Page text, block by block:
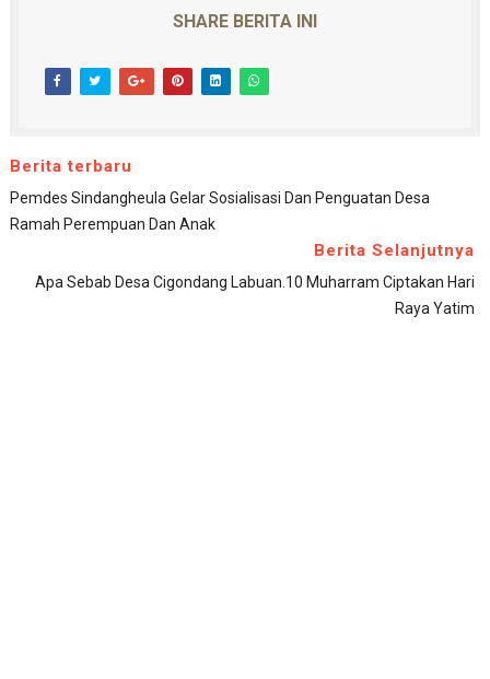
SHARE BERITA INI
Berita terbaru
Pemdes Sindangheula Gelar Sosialisasi Dan Penguatan Desa
Ramah Perempuan Dan Anak
Berita Selanjutnya
Apa Sebab Desa Cigondang Labuan.10 Muharram Ciptakan Hari
Raya Yatim